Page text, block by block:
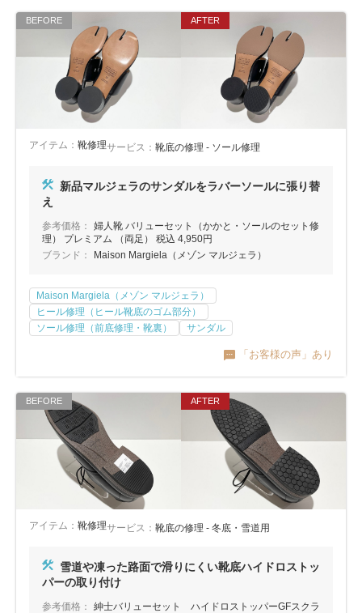
アイテム： 靴修理サービス： 靴底の修理 - ソール修理
新品マルジェラのサンダルをラバーソールに張り替
え
参考価格：
婦人靴 バリューセット（かかと・ソールのセット修
理） プレミアム （両足） 税込 4,950円
ブランド：
Maison Margiela（メゾン マルジェラ）
Maison Margiela（メゾン マルジェラ）
ヒール修理（ヒール靴底のゴム部分）
ソール修理（前底修理・靴裏）
サンダル
「お客様の声」あり
アイテム： 靴修理サービス： 靴底の修理 - 冬底・雪道用
雪道や凍った路面で滑りにくい靴底ハイドロストッ
パーの取り付け
参考価格：
紳士バリューセット ハイドロストッパーGFスクラ